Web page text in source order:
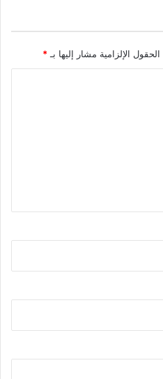
الحقول الإلزامية مشار إليها بـ *